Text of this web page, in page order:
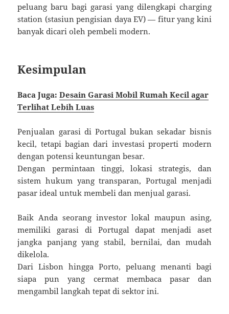
peluang baru bagi garasi yang dilengkapi charging
station (stasiun pengisian daya EV) — fitur yang kini
banyak dicari oleh pembeli modern.
Kesimpulan
Baca Juga:Desain Garasi Mobil Rumah Kecil agar
Terlihat Lebih Luas
Penjualan garasi di Portugal bukan sekadar bisnis
kecil, tetapi bagian dari investasi properti modern
dengan potensi keuntungan besar.
Dengan permintaan tinggi, lokasi strategis, dan
sistem hukum yang transparan, Portugal menjadi
pasar ideal untuk membeli dan menjual garasi.
Baik Anda seorang investor lokal maupun asing,
memiliki garasi di Portugal dapat menjadi aset
jangka panjang yang stabil, bernilai, dan mudah
dikelola.
Dari Lisbon hingga Porto, peluang menanti bagi
siapa pun yang cermat membaca pasar dan
mengambil langkah tepat di sektor ini.